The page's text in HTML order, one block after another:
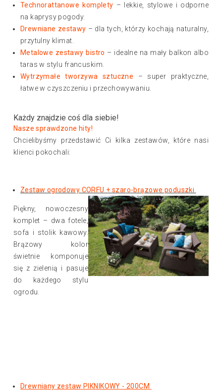
Technorattanowe komplety – lekkie, stylowe i odporne
na kaprysy pogody.
Drewniane zestawy – dla tych, którzy kochają naturalny,
przytulny klimat.
Metalowe zestawy bistro – idealne na mały balkon albo
taras w stylu francuskim.
Wytrzymałe tworzywa sztuczne – super praktyczne,
łatwe w czyszczeniu i przechowywaniu.
Każdy znajdzie coś dla siebie!
Nasze sprawdzone hity!
Chcielibyśmy przedstawić Ci kilka zestawów, które nasi
klienci pokochali:
Zestaw ogrodowy CORFU + szaro-brązowe poduszki
Piękny, nowoczesny
komplet – dwa fotele,
sofa i stolik kawowy.
Brązowy kolor
świetnie komponuje
się z zielenią i pasuje
do każdego stylu
ogrodu.
Drewniany zestaw PIKNIKOWY - 200CM